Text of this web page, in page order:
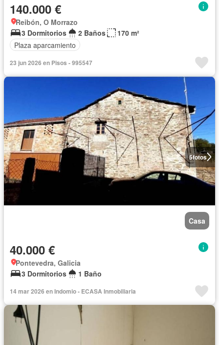
140.000 €
Reibón, O Morrazo
3 Dormitorios
2 Baños
170 m²
Plaza aparcamiento
23 jun 2026 en Pisos - 995547
5fotos
Casa
40.000 €
Pontevedra, Galicia
3 Dormitorios
1 Baño
14 mar 2026 en Indomio - ECASA Inmobiliaria